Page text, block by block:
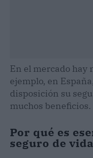
En el mercado hay
ejemplo, en
disposición su
muchos beneficios.
Por qué es
seguro de vida